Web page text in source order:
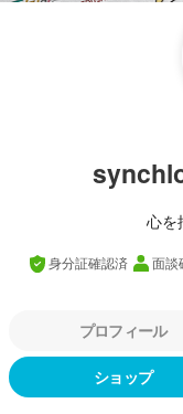
心を
身分証確認済 面談
プロフィール
ショップ